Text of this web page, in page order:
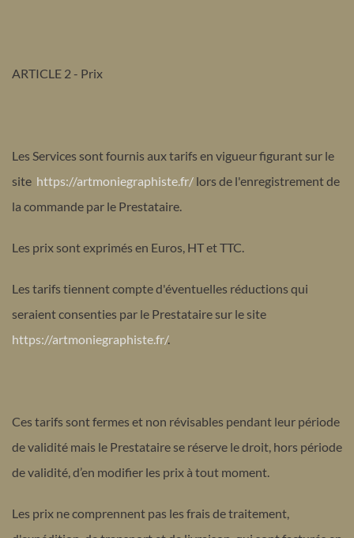
ARTICLE 2 - Prix
Les Services sont fournis aux tarifs en vigueur figurant sur le
site https://artmoniegraphiste.fr/ lors de l'enregistrement de
la commande par le Prestataire.
Les prix sont exprimés en Euros, HT et TTC.
Les tarifs tiennent compte d'éventuelles réductions qui
seraient consenties par le Prestataire sur le site
https://artmoniegraphiste.fr/.
Ces tarifs sont fermes et non révisables pendant leur période
de validité mais le Prestataire se réserve le droit, hors période
de validité, d’en modifier les prix à tout moment.
Les prix ne comprennent pas les frais de traitement,